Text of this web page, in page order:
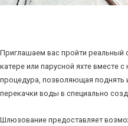
Приглашаем вас пройти
катере или парусной яхте вместе
процедура, позволяющая поднять
перекачки воды в специально
Шлюзование предоставляет